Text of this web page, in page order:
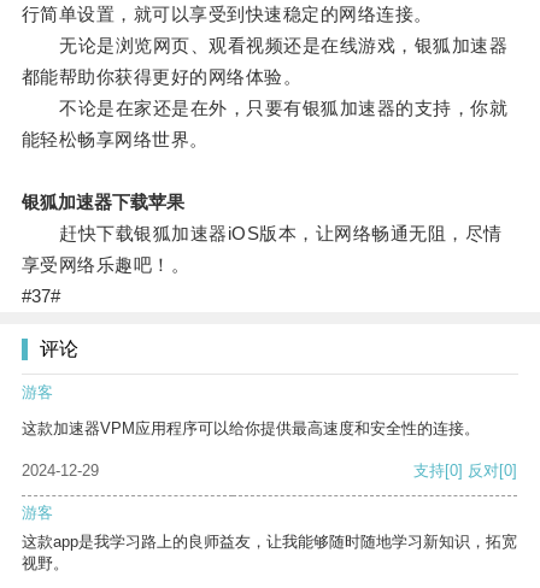
行简单设置，就可以享受到快速稳定的网络连接。
无论是浏览网页、观看视频还是在线游戏，银狐加速器
都能帮助你获得更好的网络体验。
不论是在家还是在外，只要有银狐加速器的支持，你就
能轻松畅享网络世界。
银狐加速器下载苹果
赶快下载银狐加速器iOS版本，让网络畅通无阻，尽情
享受网络乐趣吧！。
#37#
评论
游客
这款加速器VPM应用程序可以给你提供最高速度和安全性的连接。
2024-12-29 支持[0] 反对[0]
游客
这款app是我学习路上的良师益友，让我能够随时随地学习新知识，拓宽
视野。